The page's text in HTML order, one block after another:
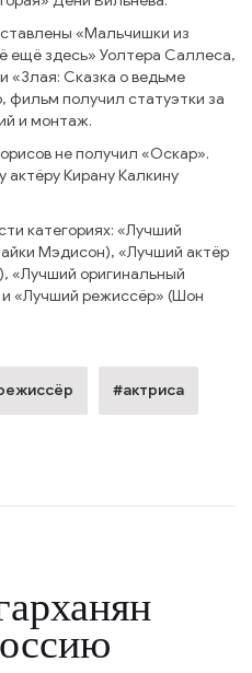
«Мальчишки из
ещё здесь» Уолтера Саллеса,
«Злая: Сказка о ведьме
фильм получил статуэтки за
и монтаж.
не получил «Оскар».
Кирану Калкину
категориях: «Лучший
Мэдисон), «Лучший актёр
«Лучший оригинальный
«Лучший режиссёр» (Шон
#актриса